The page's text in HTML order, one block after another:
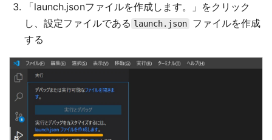
「launch.jsonファイルを作成します。」をクリック
し、設定ファイルである launch.json
ファイルを作成
する